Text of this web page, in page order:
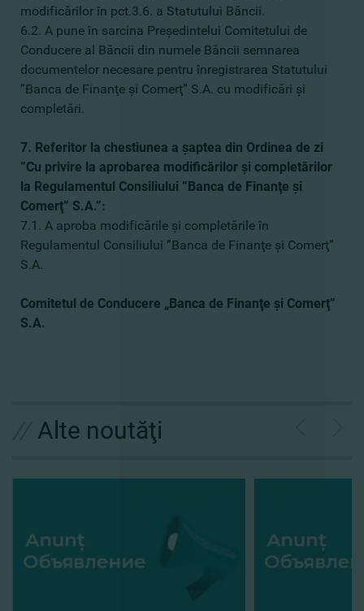
modificărilor în pct.3.6. a Statutului Băncii.
6.2. A pune în sarcina Preşedintelui Comitetului de
Conducere al Băncii din numele Băncii semnarea
documentelor necesare pentru înregistrarea Statutului
”Banca de Finanţe şi Comerţ” S.A. cu modificări şi
completări.
7. Referitor la chestiunea a şaptea din Ordinea de zi
”Cu privire la aprobarea modificărilor şi completărilor
la Regulamentul Consiliului ”Banca de Finanţe şi
Comerţ” S.A.”:
7.1. A aproba modificările şi completările în
Regulamentul Consiliului ”Banca de Finanţe şi Comerţ”
S.A.
Comitetul de Conducere „Banca de Finanţe şi Comerţ”
S.A.
Alte noutăţi